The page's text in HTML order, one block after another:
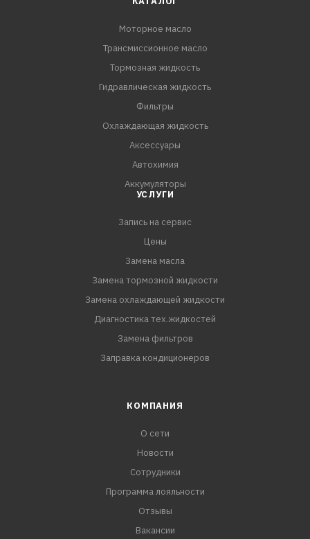
- Высокоэффективный пакет присадок и
синтетическая основа обеспечивают уверенный
холодный пуск в любых условиях, благодаря чему
значительно снижается пусковой износ двигателя;
- За счет превосходных моюще-диспергирующих
отложений и поддерживает в чистоте детали
двигателя на протяжении всего интервала между
Моторное масло
Трансмиссионное масло
Тормозная жидкость
Гидравлическая жидкость
Фильтры
Охлаждающая жидкость
Аксессуары
Автохимия
Аккумуляторы
УСЛУГИ
Запись на сервис
Цены
Замена масла
Замена тормозной жидкости
Замена охлаждающей жидкости
Диагностика тех.жидкостей
Замена фильтров
Заправка кондиционеров
КОМПАНИЯ
О сети
Новости
Сотрудники
Программа лояльности
Отзывы
Вакансии